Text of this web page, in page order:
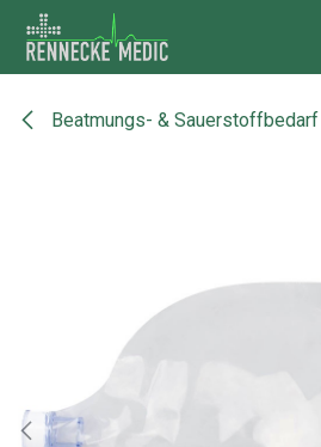
Zum Inhalt springen
Beatmungs- & Sauerstoffbedarf